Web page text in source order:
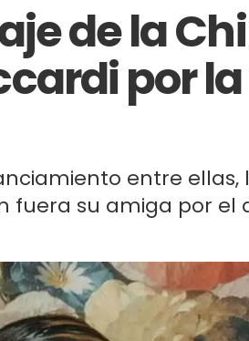
de la
por
entre
fuera su amiga por el